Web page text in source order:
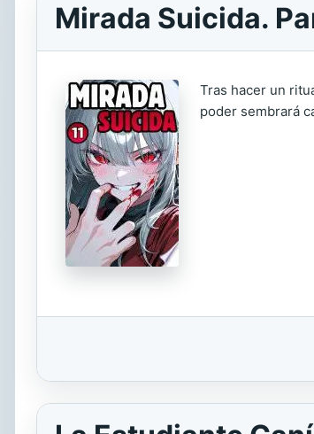
Mirada Suicida.
Tras hacer un
poder sembrará